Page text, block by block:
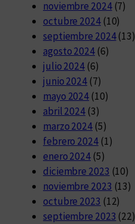
noviembre 2024(7)
octubre 2024(10)
septiembre 2024(13)
agosto 2024(6)
julio 2024 (6)
junio 2024 (7)
mayo 2024 (10)
abril 2024 (3)
marzo 2024 (5)
febrero 2024(1)
enero 2024 (5)
diciembre 2023 (10)
noviembre 2023 (13)
octubre 2023 (12)
septiembre 2023 (22)